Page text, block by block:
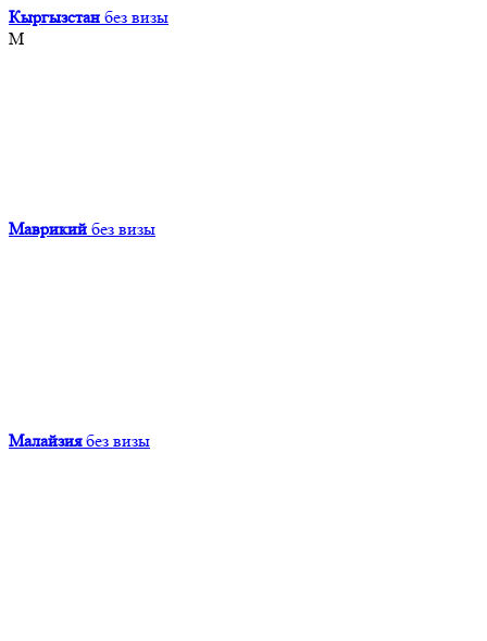
Кыргызcтан без визы
М
Маврикий без визы
Малайзия без визы